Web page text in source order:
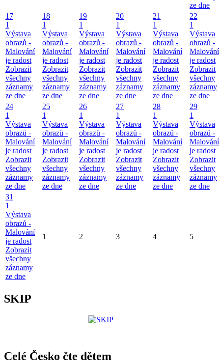
ze dne
17
1
Výstava
obrazů -
Malování
je radost
Zobrazit
všechny
záznamy
ze dne
18
1
Výstava
obrazů -
Malování
je radost
Zobrazit
všechny
záznamy
ze dne
19
1
Výstava
obrazů -
Malování
je radost
Zobrazit
všechny
záznamy
ze dne
20
1
Výstava
obrazů -
Malování
je radost
Zobrazit
všechny
záznamy
ze dne
21
1
Výstava
obrazů -
Malování
je radost
Zobrazit
všechny
záznamy
ze dne
22
1
Výstava
obrazů -
Malování
je radost
Zobrazit
všechny
záznamy
ze dne
24
1
Výstava
obrazů -
Malování
je radost
Zobrazit
všechny
záznamy
ze dne
25
1
Výstava
obrazů -
Malování
je radost
Zobrazit
všechny
záznamy
ze dne
26
1
Výstava
obrazů -
Malování
je radost
Zobrazit
všechny
záznamy
ze dne
27
1
Výstava
obrazů -
Malování
je radost
Zobrazit
všechny
záznamy
ze dne
28
1
Výstava
obrazů -
Malování
je radost
Zobrazit
všechny
záznamy
ze dne
29
1
Výstava
obrazů -
Malování
je radost
Zobrazit
všechny
záznamy
ze dne
31
1
Výstava
obrazů -
Malování
je radost
Zobrazit
všechny
záznamy
ze dne
1 2 3 4 5
SKIP
Celé Česko čte dětem